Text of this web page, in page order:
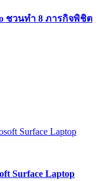
ชวนทำ 8 ภารกิจพิชิต
Surface Laptop